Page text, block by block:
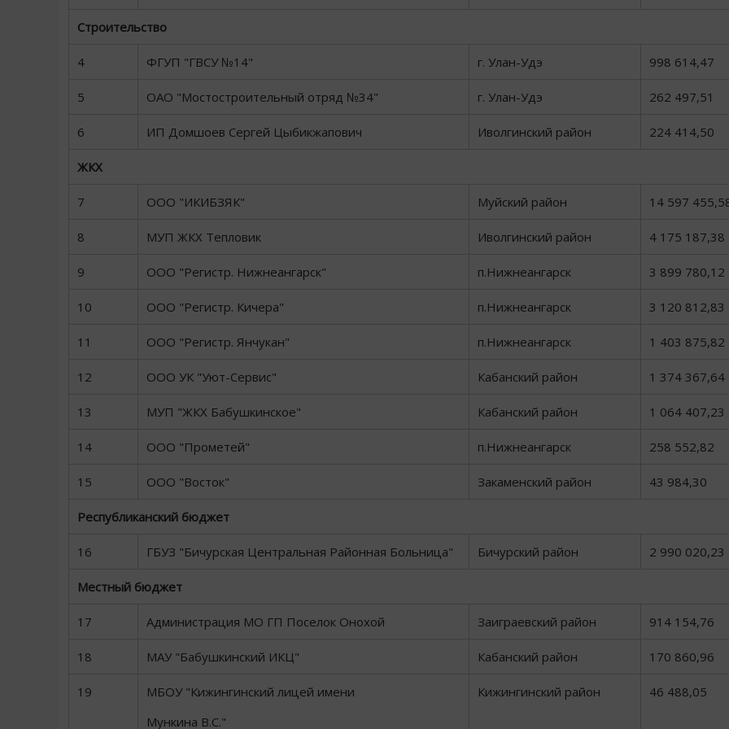
Строительство
4 ФГУП "ГВСУ №14" г. Улан-Удэ 998 614,47
5 ОАО "Мостостроительный отряд №34" г. Улан-Удэ 262 497,51
6 ИП Домшоев Сергей Цыбикжапович Иволгинский район 224 414,50
ЖКХ
7 ООО "ИКИБЗЯК" Муйский район 14 597
8 МУП ЖКХ Тепловик Иволгинский район 4 175 187,38
9 ООО "Регистр. Нижнеангарск" п.Нижнеангарск 3 899 780,12
10 ООО "Регистр. Кичера" п.Нижнеангарск 3 120 812,83
11 ООО "Регистр. Янчукан" п.Нижнеангарск 1 403 875,82
12 ООО УК "Уют-Сервис" Кабанский район 1 374 367,64
13 МУП "ЖКХ Бабушкинское" Кабанский район 1 064 407,23
14 ООО "Прометей" п.Нижнеангарск 258 552,82
15 ООО "Восток" Закаменский район 43 984,30
Республиканский бюджет
16 ГБУЗ "Бичурская Центральная Районная Больница" Бичурский район 2 990 020,23
Местный бюджет
17 Администрация МО ГП Поселок Онохой Заиграевский район 914 154,76
18 МАУ "Бабушкинский ИКЦ" Кабанский район 170 860,96
19
МБОУ "Кижингинский лицей имени
Мункина В.С."
Кижингинский район 46 488,05